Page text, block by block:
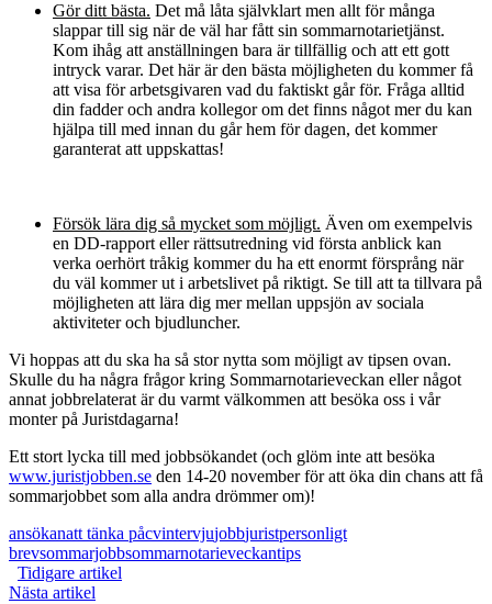
Gör ditt bästa. Det må låta självklart men allt för många
slappar till sig när de väl har fått sin sommarnotarietjänst.
Kom ihåg att anställningen bara är tillfällig och att ett gott
intryck varar. Det här är den bästa möjligheten du kommer få
att visa för arbetsgivaren vad du faktiskt går för. Fråga alltid
din fadder och andra kollegor om det finns något mer du kan
hjälpa till med innan du går hem för dagen, det kommer
garanterat att uppskattas!
Försök lära dig så mycket som möjligt. Även om exempelvis
en DD-rapport eller rättsutredning vid första anblick kan
verka oerhört tråkig kommer du ha ett enormt försprång när
du väl kommer ut i arbetslivet på riktigt. Se till att ta tillvara på
möjligheten att lära dig mer mellan uppsjön av sociala
aktiviteter och bjudluncher.
Vi hoppas att du ska ha så stor nytta som möjligt av tipsen ovan.
Skulle du ha några frågor kring Sommarnotarieveckan eller något
annat jobbrelaterat är du varmt välkommen att besöka oss i vår
monter på Juristdagarna!
Ett stort lycka till med jobbsökandet (och glöm inte att besöka
www.juristjobben.se den 14-20 november för att öka din chans att få
sommarjobbet som alla andra drömmer om)!
ansökanatt tänka påcvintervjujobbjuristpersonligt
brevsommarjobbsommarnotarieveckantips
Tidigare artikel
Nästa artikel